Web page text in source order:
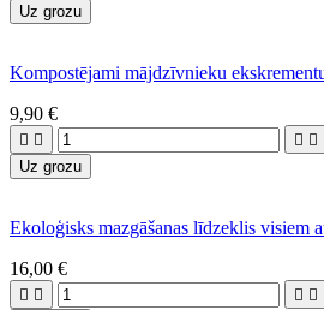
Uz grozu
Kompostējami mājdzīvnieku
9,90 €
   
Uz grozu
Ekoloģisks mazgāšanas līdzeklis visiem
16,00 €
   